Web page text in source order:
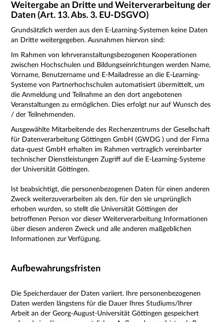
Weitergabe an Dritte und Weiterverarbeitung der
Daten (Art. 13. Abs. 3. EU-DSGVO)
Grundsätzlich werden aus den E-Learning-Systemen keine Daten
an Dritte weitergegeben. Ausnahmen hiervon sind:
Im Rahmen von lehrveranstaltungsbezogenen Kooperationen
zwischen Hochschulen und Bildungseinrichtungen werden Name,
Vorname, Benutzername und E-Mailadresse an die E-Learning-
Systeme von Partnerhochschulen automatisiert übermittelt, um
die Anmeldung und Teilnahme an den dort angebotenen
Veranstaltungen zu ermöglichen. Dies erfolgt nur auf Wunsch des
/ der Teilnehmenden.
Ausgewählte Mitarbeitende des Rechenzentrums der Gesellschaft
für Datenverarbeitung Göttingen GmbH (GWDG ) und der Firma
data-quest GmbH erhalten im Rahmen vertraglich vereinbarter
technischer Dienstleistungen Zugriff auf die E-Learning-Systeme
der Universität Göttingen.
Ist beabsichtigt, die personenbezogenen Daten für einen anderen
Zweck weiterzuverarbeiten als den, für den sie ursprünglich
erhoben wurden, so stellt die Universität Göttingen der
betroffenen Person vor dieser Weiterverarbeitung Informationen
über diesen anderen Zweck und alle anderen maßgeblichen
Informationen zur Verfügung.
Aufbewahrungsfristen
Die Speicherdauer der Daten variiert. Ihre personenbezogenen
Daten werden längstens für die Dauer Ihres Studiums/Ihrer
Arbeit an der Georg-August-Universität Göttingen gespeichert